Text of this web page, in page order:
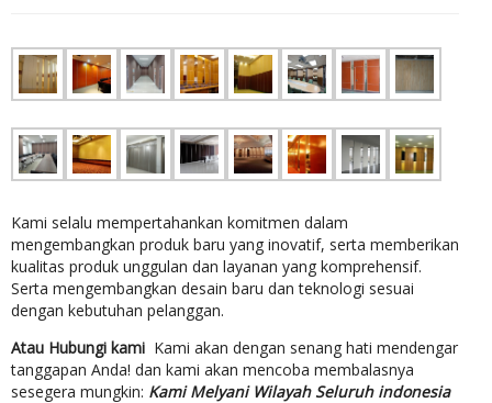
Kami selalu mempertahankan komitmen dalam
mengembangkan produk baru yang inovatif, serta memberikan
kualitas produk unggulan dan layanan yang komprehensif.
Serta mengembangkan desain baru dan teknologi sesuai
dengan kebutuhan pelanggan.
Atau Hubungi kami Kami akan dengan senang hati mendengar
tanggapan Anda! dan kami akan mencoba membalasnya
sesegera mungkin: Kami Melyani Wilayah Seluruh indonesia